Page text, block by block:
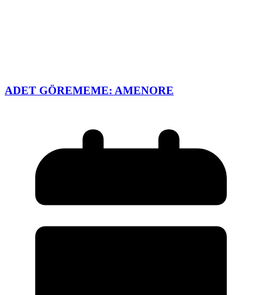
ADET GÖREMEME: AMENORE